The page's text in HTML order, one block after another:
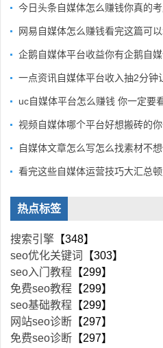
今日头条自媒体怎么赚钱你真的
网易自媒体怎么赚钱看完这篇可以
企鹅自媒体平台收益你有企鹅自
一点资讯自媒体平台收入抽2分钟
uc自媒体平台怎么赚钱 你一定要
视频自媒体哪个平台好想搬砖的
自媒体文章怎么写怎么找素材不想
看完这些自媒体运营技巧大汇总顿
热点标签
搜索引擎 【348】
seo优化关键词
【303】
seo入门教程 【299】
免费seo教程 【299】
seo基础教程 【299】
网站seo诊断 【297】
免费seo诊断 【297】